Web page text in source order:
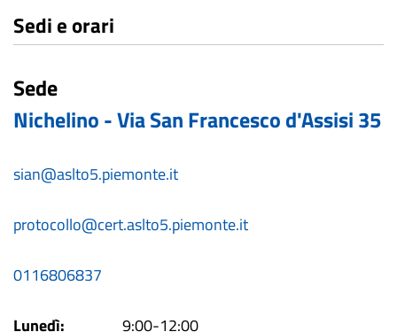
Sedi e orari
Sede
Nichelino - Via San Francesco d'Assisi 35
sian@aslto5.piemonte.it
protocollo@cert.aslto5.piemonte.it
0116806837
Lunedì:
9:00-12:00